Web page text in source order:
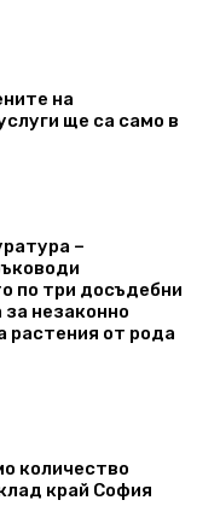
на
ще са само в
–
по три досъдебни
незаконно
растения от рода
количество
край София